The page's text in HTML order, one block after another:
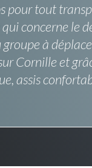
pour tout
qui concerne le
à
Cornille et
assis